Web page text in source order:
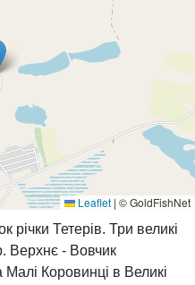
Leaflet | © GoldFishNet
річки Тетерів. Три великі
Верхнє - Вовчик
Коровинці в Великі